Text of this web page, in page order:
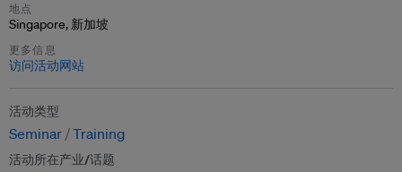
地点
Singapore, 新加坡
更多信息
访问活动网站
活动类型
Seminar Training
活动所在产业/话题